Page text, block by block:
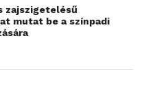
zajszigetelésű
mutat be a színpadi